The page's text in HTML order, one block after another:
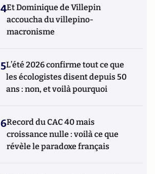
4Et Dominique de Villepin
accoucha du villepino-
macronisme
5L’été 2026 confirme tout ce que
les écologistes disent depuis 50
ans : non, et voilà pourquoi
6Record du CAC 40 mais
croissance nulle : voilà ce que
révèle le paradoxe français